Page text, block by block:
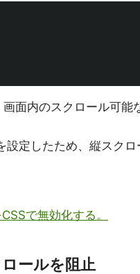
面内のスクロール可能
定したため、縦スクロ
で無効化する。
ールを阻止